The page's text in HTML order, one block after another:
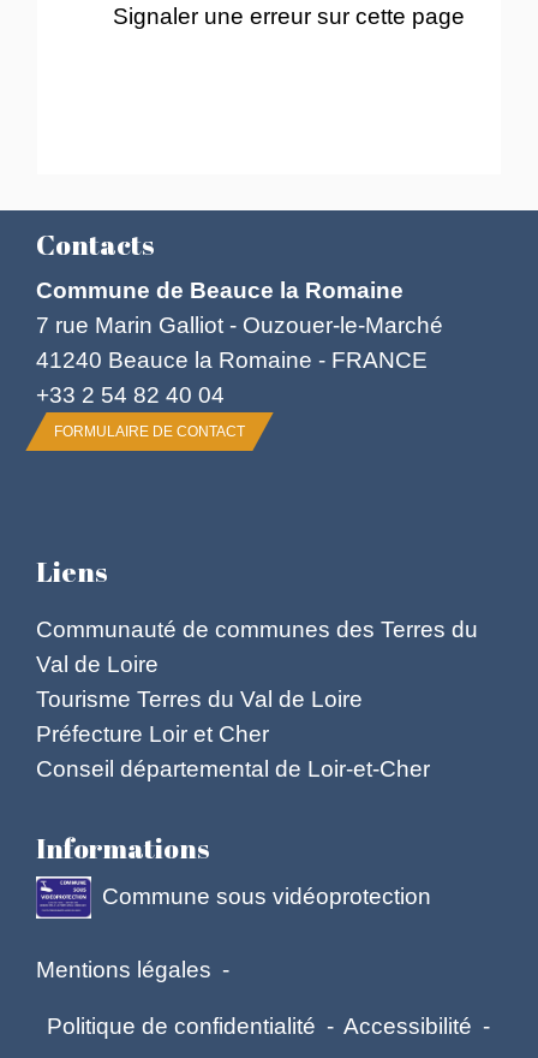
Signaler une erreur sur cette page
Contacts
Commune de Beauce la Romaine
7 rue Marin Galliot - Ouzouer-le-Marché
41240 Beauce la Romaine - FRANCE
+33 2 54 82 40 04
FORMULAIRE DE CONTACT
Liens
Communauté de communes des Terres du
Val de Loire
Tourisme Terres du Val de Loire
Préfecture Loir et Cher
Conseil départemental de Loir-et-Cher
Informations
Commune sous vidéoprotection
Mentions légales -
Politique de confidentialité - Accessibilité -